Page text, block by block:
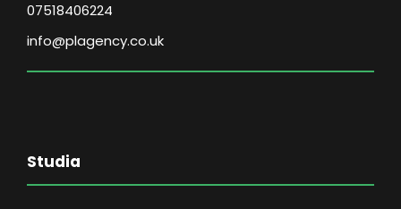
07518406224
info@plagency.co.uk
Studia